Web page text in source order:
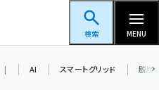
リッドフォーラム
検索 MENU
| AI スマートグリッド 脱炭